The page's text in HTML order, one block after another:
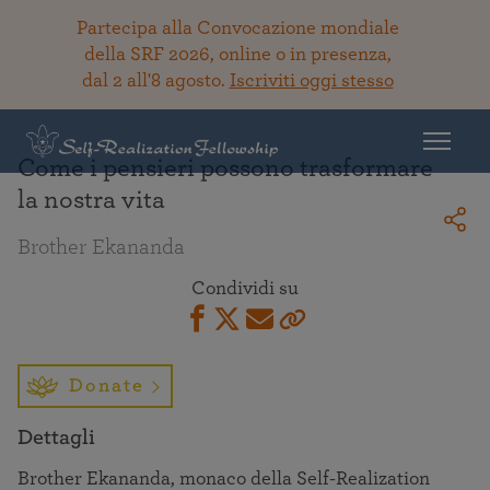
Partecipa alla Convocazione mondiale
della SRF 2026, online o in presenza,
dal 2 all'8 agosto. Iscriviti oggi stesso
Come i pensieri possono trasformare
la nostra vita
Brother Ekananda
Condividi su
Donate
Dettagli
Brother Ekananda, monaco della Self‑Realization